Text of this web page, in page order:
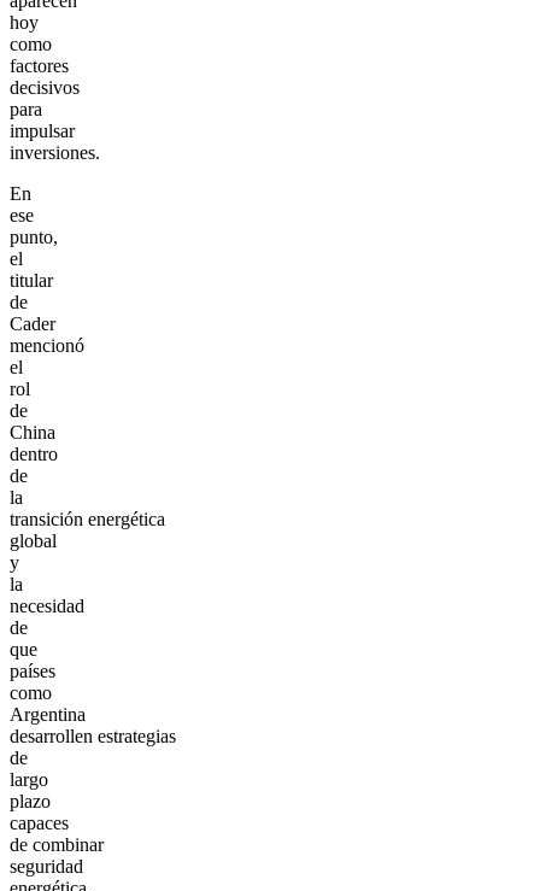
hoy
como
factores
decisivos
para
impulsar
inversiones.
En
ese
punto,
el
titular
de
Cader
mencionó
el
rol
de
China
dentro
de
la
transición energética
global
y
la
necesidad
de
que
países
como
Argentina
desarrollen estrategias
de
largo
plazo
capaces
de combinar
seguridad